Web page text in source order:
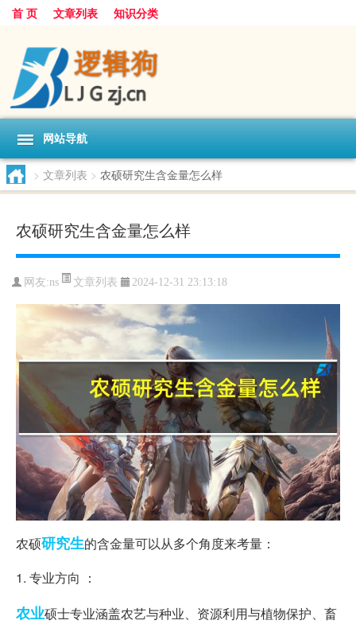
首 页 文章列表 知识分类
网站导航
> 文章列表 > 农硕研究生含金量怎么样
农硕研究生含金量怎么样
网友:ns 文章列表 2024-12-31 23:13:18
农硕研究生的含金量可以从多个角度来考量：
1. 专业方向 ：
农业硕士专业涵盖农艺与种业、资源利用与植物保护、畜